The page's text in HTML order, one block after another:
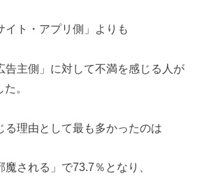
イト・アプリ側」よりも
告主側」に対して不満を感じる人が
。
る理由として最も多かったのは
魔される」で73.7％となり、